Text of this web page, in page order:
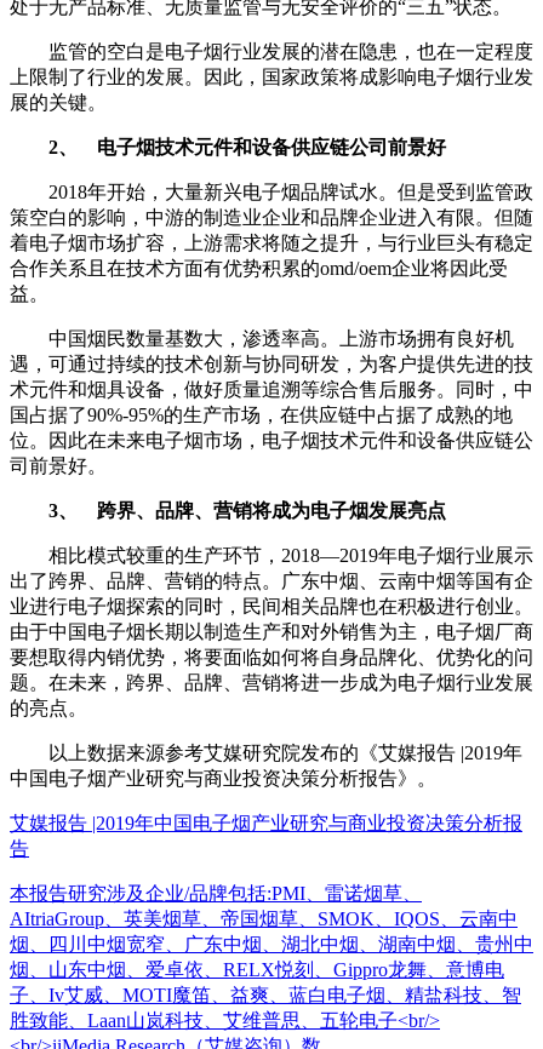
处于无产品标准、无质量监管与无安全评价的“三五”状态。
监管的空白是电子烟行业发展的潜在隐患，也在一定程度
上限制了行业的发展。因此，国家政策将成影响电子烟行业发
展的关键。
2、 电子烟技术元件和设备供应链公司前景好
2018年开始，大量新兴电子烟品牌试水。但是受到监管政
策空白的影响，中游的制造业企业和品牌企业进入有限。但随
着电子烟市场扩容，上游需求将随之提升，与行业巨头有稳定
合作关系且在技术方面有优势积累的omd/oem企业将因此受
益。
中国烟民数量基数大，渗透率高。上游市场拥有良好机
遇，可通过持续的技术创新与协同研发，为客户提供先进的技
术元件和烟具设备，做好质量追溯等综合售后服务。同时，中
国占据了90%-95%的生产市场，在供应链中占据了成熟的地
位。因此在未来电子烟市场，电子烟技术元件和设备供应链公
司前景好。
3、 跨界、品牌、营销将成为电子烟发展亮点
相比模式较重的生产环节，2018—2019年电子烟行业展示
出了跨界、品牌、营销的特点。广东中烟、云南中烟等国有企
业进行电子烟探索的同时，民间相关品牌也在积极进行创业。
由于中国电子烟长期以制造生产和对外销售为主，电子烟厂商
要想取得内销优势，将要面临如何将自身品牌化、优势化的问
题。在未来，跨界、品牌、营销将进一步成为电子烟行业发展
的亮点。
以上数据来源参考艾媒研究院发布的《艾媒报告 |2019年
中国电子烟产业研究与商业投资决策分析报告》。
艾媒报告 |2019年中国电子烟产业研究与商业投资决策分析报
告
本报告研究涉及企业/品牌包括:PMI、雷诺烟草、
AItriaGroup、英美烟草、帝国烟草、SMOK、IQOS、云南中
烟、四川中烟宽窄、广东中烟、湖北中烟、湖南中烟、贵州中
烟、山东中烟、爱卓依、RELX悦刻、Gippro龙舞、意博电
子、Iv艾威、MOTI魔笛、益爽、蓝白电子烟、精盐科技、智
胜致能、Laan山岚科技、艾维普思、五轮电子<br/>